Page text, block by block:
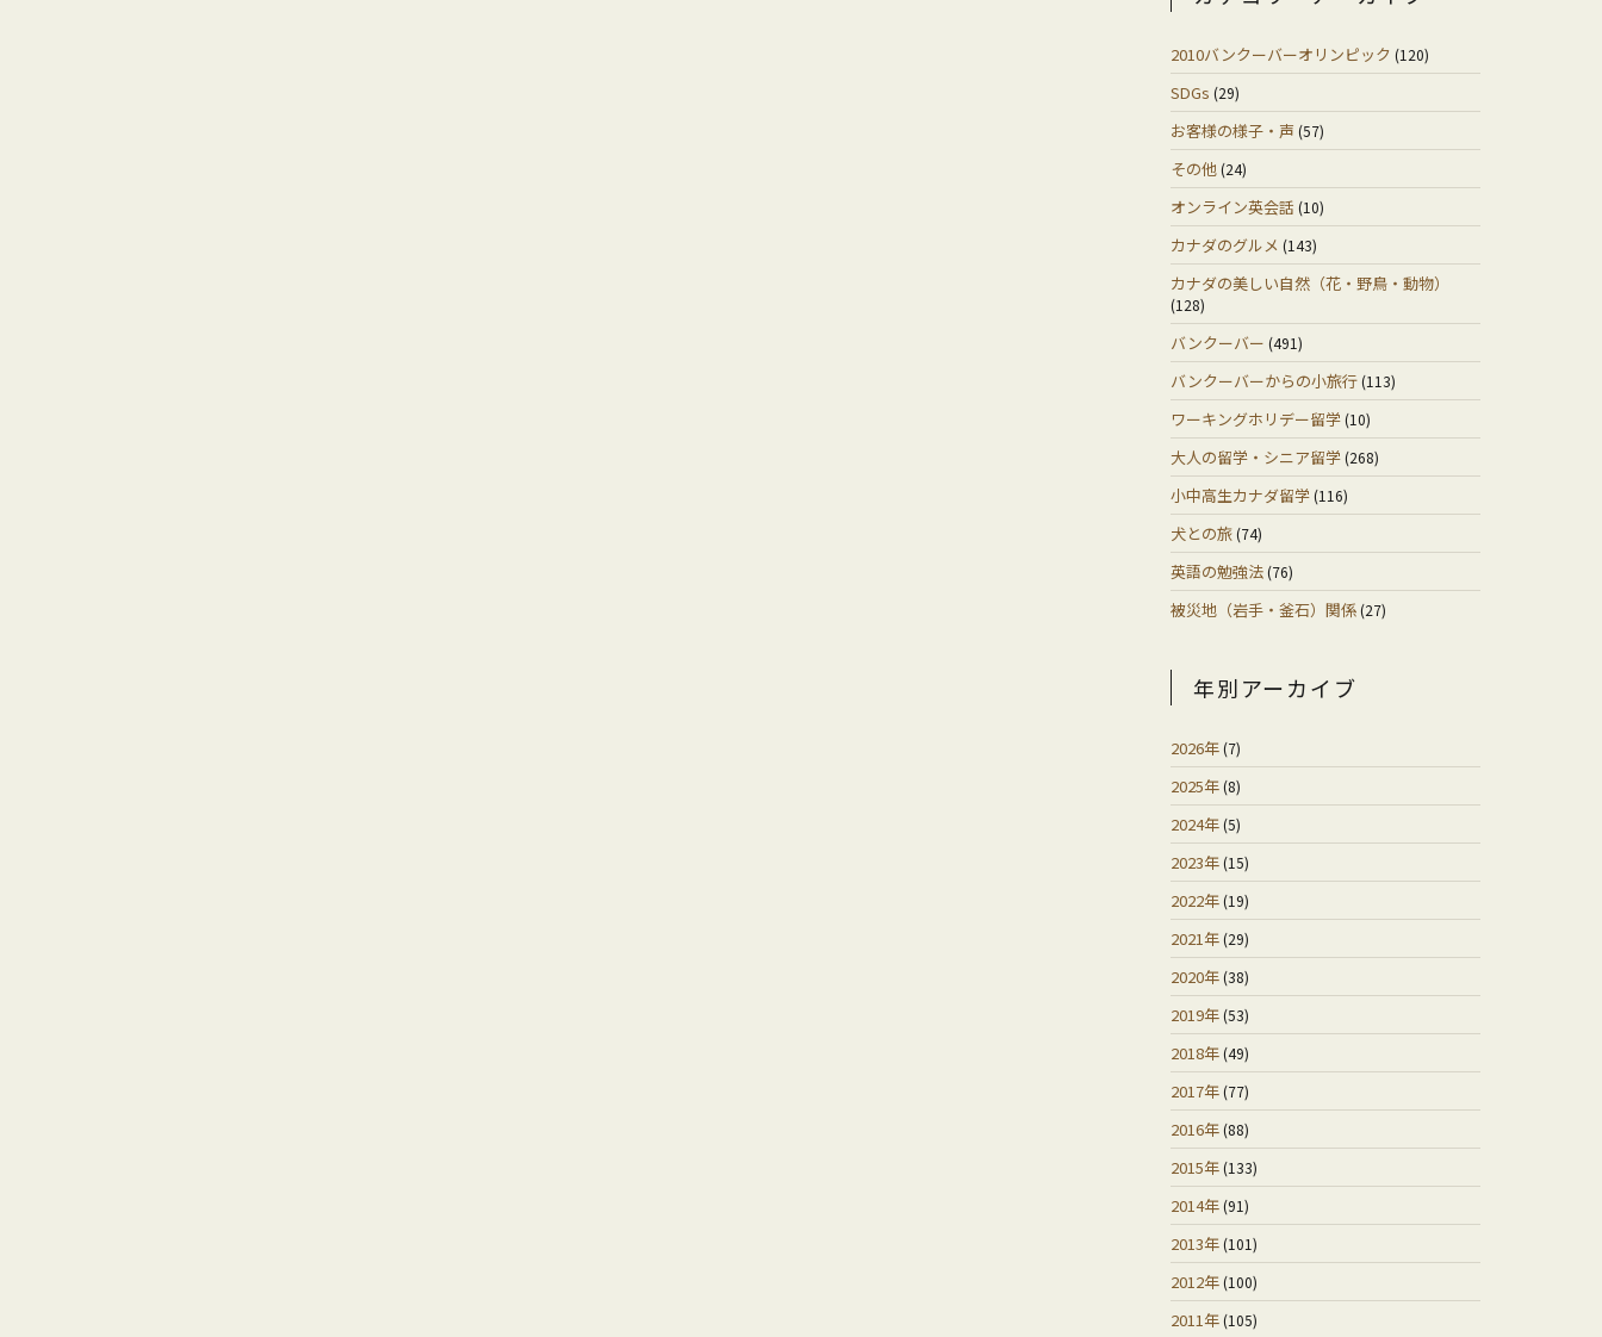
2010バンクーバーオリンピック (120)
SDGs (29)
お客様の様子・声 (57)
その他(24)
オンライン英会話 (10)
カナダのグルメ (143)
カナダの美しい自然（花・野鳥・動物）
(128)
バンクーバー (491)
バンクーバーからの小旅行(113)
ワーキングホリデー留学(10)
大人の留学・シニア留学(268)
小中高生カナダ留学(116)
犬との旅(74)
英語の勉強法(76)
被災地（岩手・釜石）関係(27)
年別アーカイブ
2026年(7)
2025年(8)
2024年(5)
2023年(15)
2022年(19)
2021年(29)
2020年(38)
2019年(53)
2018年(49)
2017年(77)
2016年(88)
2015年(133)
2014年(91)
2013年(101)
2012年(100)
2011年(105)